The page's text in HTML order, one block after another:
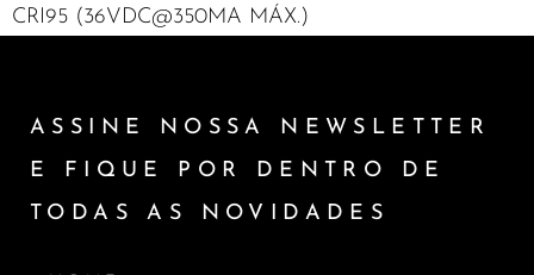
CRI95 (36VDC@350MA MÁX.)
ASSINE NOSSA NEWSLETTER
E FIQUE POR DENTRO DE
TODAS AS NOVIDADES